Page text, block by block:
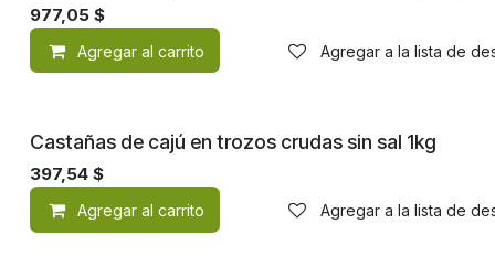
977,05 $
Agregar al carrito Agregar a la lista de
Castañas de cajú en trozos crudas sin sal 1kg
397,54 $
Agregar al carrito Agregar a la lista de